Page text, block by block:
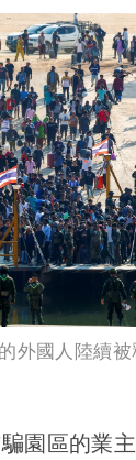
外國人陸續
園區的業